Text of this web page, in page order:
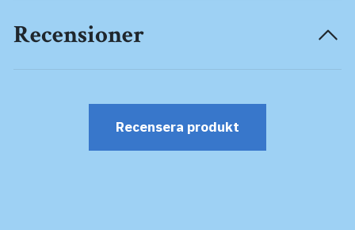
Recensioner
Recensera produkt